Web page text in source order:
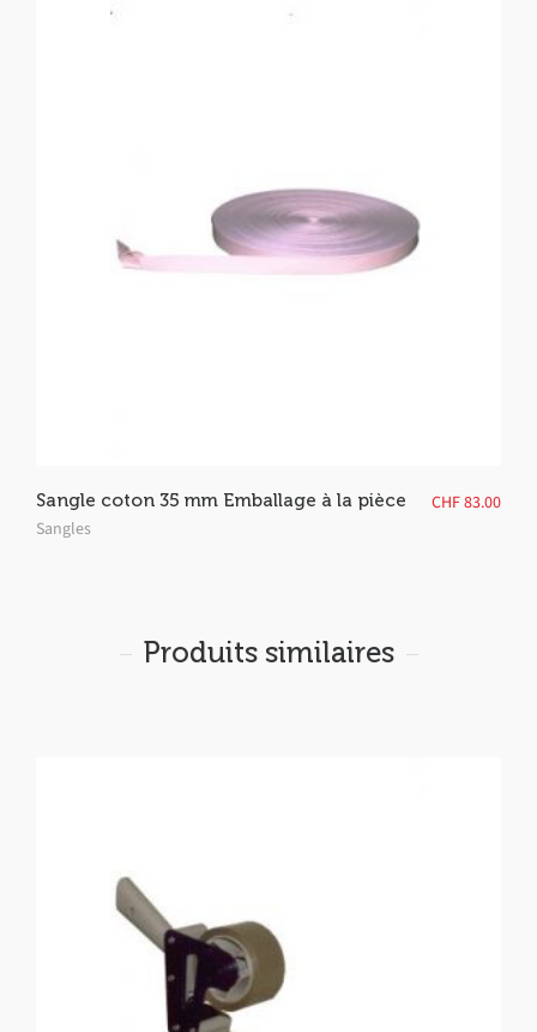
Sangle coton 35 mm Emballage à la pièce
Sangles
CHF83.00
Produits similaires